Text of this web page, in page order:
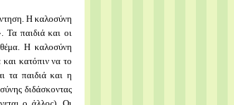
Η καλοσύνη
Τα παιδιά και οι
Η καλοσύνη
κατόπιν να το
τα παιδιά και η
διδάσκοντας